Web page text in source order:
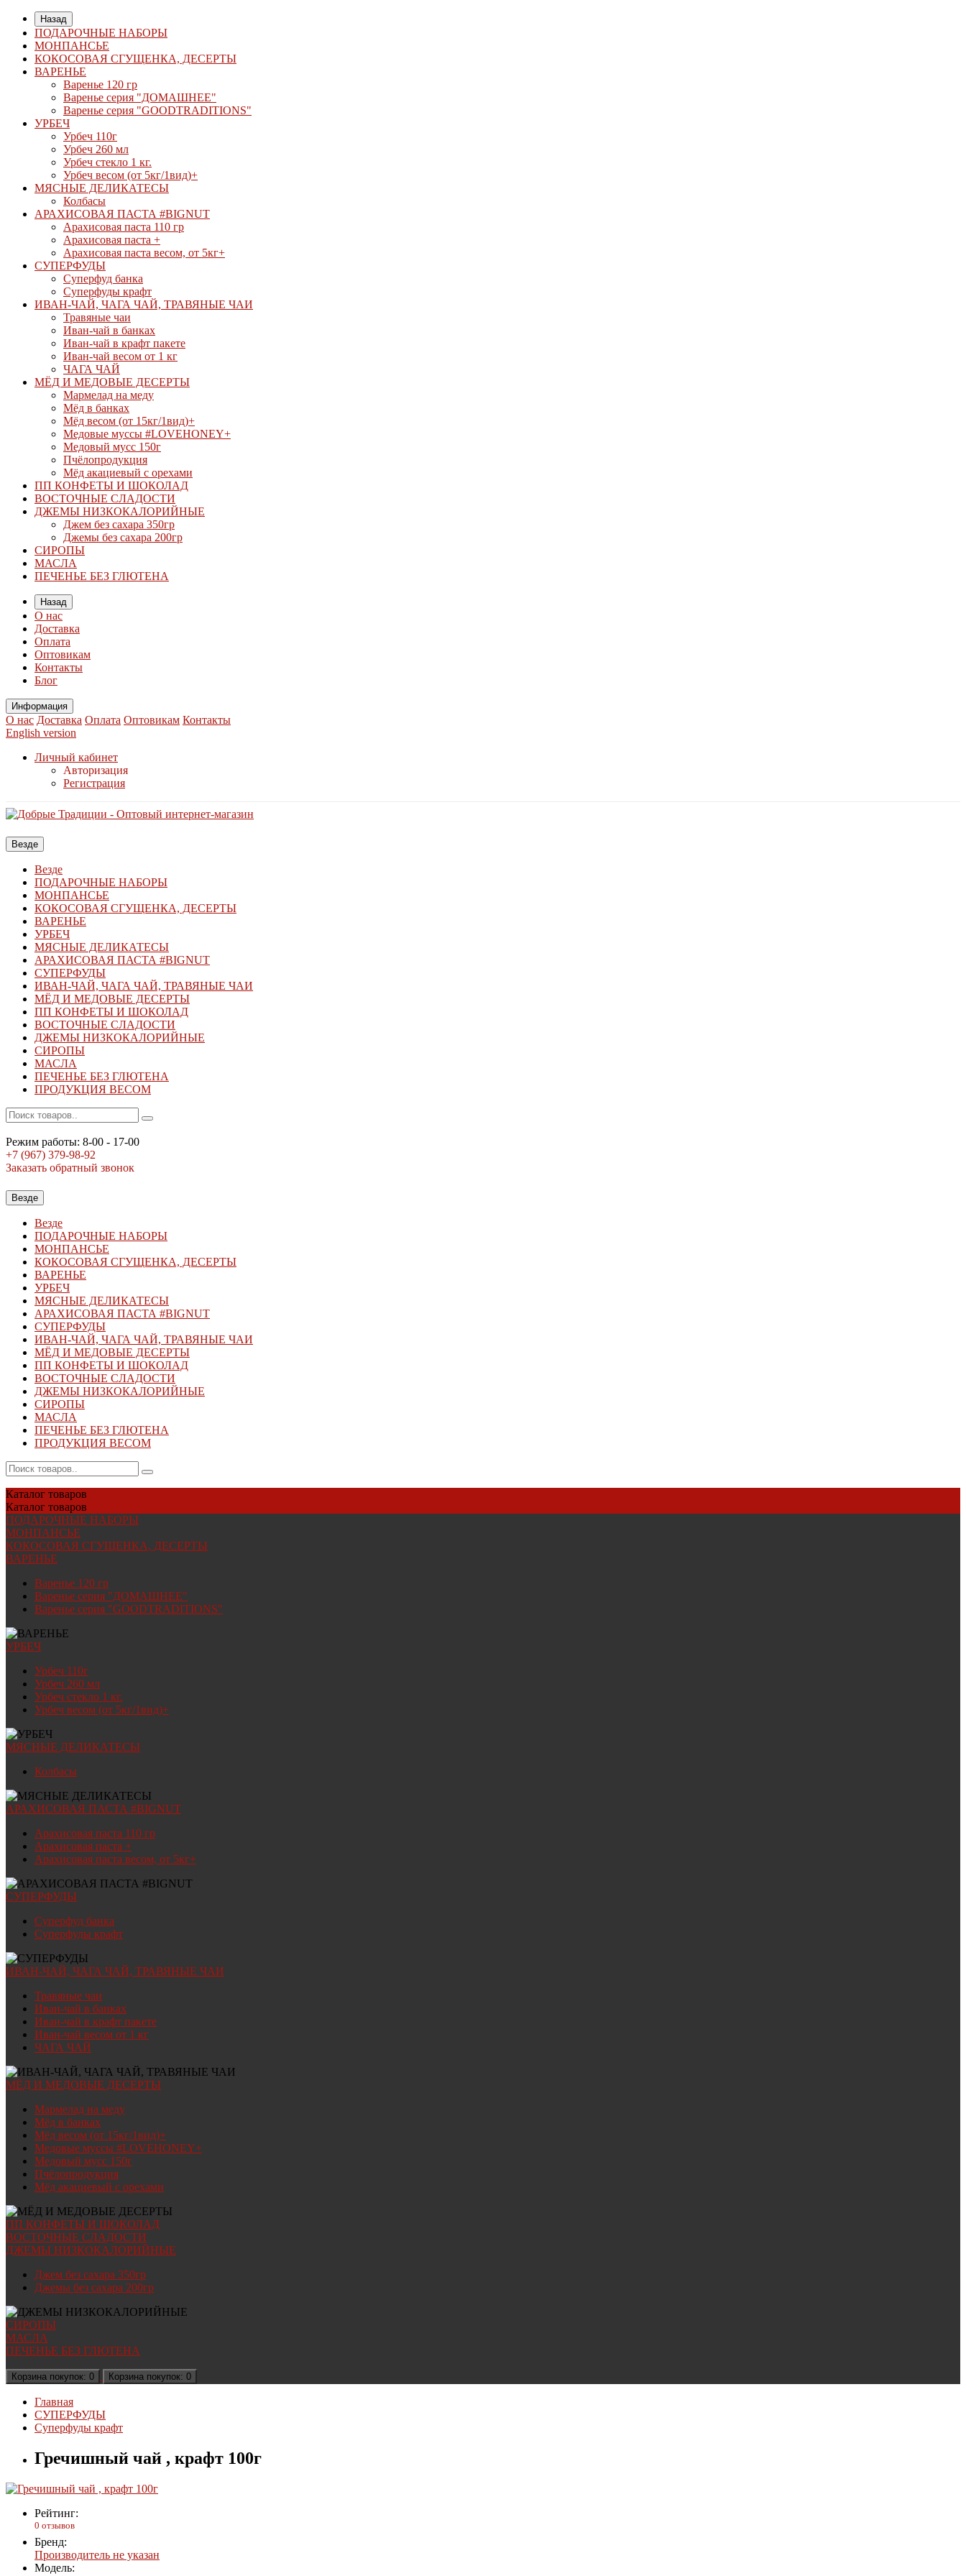
Назад
ПОДАРОЧНЫЕ НАБОРЫ
МОНПАНСЬЕ
КОКОСОВАЯ СГУЩЕНКА, ДЕСЕРТЫ
ВАРЕНЬЕ
Варенье 120 гр
Варенье серия "ДОМАШНЕЕ"
Варенье серия "GOODTRADITIONS"
УРБЕЧ
Урбеч 110г
Урбеч 260 мл
Урбеч стекло 1 кг.
Урбеч весом (от 5кг/1вид)+
МЯСНЫЕ ДЕЛИКАТЕСЫ
Колбасы
АРАХИСОВАЯ ПАСТА #BIGNUT
Арахисовая паста 110 гр
Арахисовая паста +
Арахисовая паста весом, от 5кг+
СУПЕРФУДЫ
Суперфуд банка
Суперфуды крафт
ИВАН-ЧАЙ, ЧАГА ЧАЙ, ТРАВЯНЫЕ ЧАИ
Травяные чаи
Иван-чай в банках
Иван-чай в крафт пакете
Иван-чай весом от 1 кг
ЧАГА ЧАЙ
МЁД И МЕДОВЫЕ ДЕСЕРТЫ
Мармелад на меду
Мёд в банках
Мёд весом (от 15кг/1вид)+
Медовые муссы #LOVEHONEY+
Медовый мусс 150г
Пчёлопродукция
Мёд акациевый с орехами
ПП КОНФЕТЫ И ШОКОЛАД
ВОСТОЧНЫЕ СЛАДОСТИ
ДЖЕМЫ НИЗКОКАЛОРИЙНЫЕ
Джем без сахара 350гр
Джемы без сахара 200гр
СИРОПЫ
МАСЛА
ПЕЧЕНЬЕ БЕЗ ГЛЮТЕНА
Назад
О нас
Доставка
Оплата
Оптовикам
Контакты
Блог
Информация
О нас Доставка Оплата Оптовикам Контакты
English version
Личный кабинет
Авторизация
Регистрация
Везде
Везде
ПОДАРОЧНЫЕ НАБОРЫ
МОНПАНСЬЕ
КОКОСОВАЯ СГУЩЕНКА, ДЕСЕРТЫ
ВАРЕНЬЕ
УРБЕЧ
МЯСНЫЕ ДЕЛИКАТЕСЫ
АРАХИСОВАЯ ПАСТА #BIGNUT
СУПЕРФУДЫ
ИВАН-ЧАЙ, ЧАГА ЧАЙ, ТРАВЯНЫЕ ЧАИ
МЁД И МЕДОВЫЕ ДЕСЕРТЫ
ПП КОНФЕТЫ И ШОКОЛАД
ВОСТОЧНЫЕ СЛАДОСТИ
ДЖЕМЫ НИЗКОКАЛОРИЙНЫЕ
СИРОПЫ
МАСЛА
ПЕЧЕНЬЕ БЕЗ ГЛЮТЕНА
ПРОДУКЦИЯ ВЕСОМ
Режим работы: 8-00 - 17-00
+7 (967) 379-98-92
Заказать обратный звонок
Везде
Везде
ПОДАРОЧНЫЕ НАБОРЫ
МОНПАНСЬЕ
КОКОСОВАЯ СГУЩЕНКА, ДЕСЕРТЫ
ВАРЕНЬЕ
УРБЕЧ
МЯСНЫЕ ДЕЛИКАТЕСЫ
АРАХИСОВАЯ ПАСТА #BIGNUT
СУПЕРФУДЫ
ИВАН-ЧАЙ, ЧАГА ЧАЙ, ТРАВЯНЫЕ ЧАИ
МЁД И МЕДОВЫЕ ДЕСЕРТЫ
ПП КОНФЕТЫ И ШОКОЛАД
ВОСТОЧНЫЕ СЛАДОСТИ
ДЖЕМЫ НИЗКОКАЛОРИЙНЫЕ
СИРОПЫ
МАСЛА
ПЕЧЕНЬЕ БЕЗ ГЛЮТЕНА
ПРОДУКЦИЯ ВЕСОМ
Каталог товаров
Каталог товаров
ПОДАРОЧНЫЕ НАБОРЫ
МОНПАНСЬЕ
КОКОСОВАЯ СГУЩЕНКА, ДЕСЕРТЫ
ВАРЕНЬЕ
Варенье 120 гр
Варенье серия "ДОМАШНЕЕ"
Варенье серия "GOODTRADITIONS"
УРБЕЧ
Урбеч 110г
Урбеч 260 мл
Урбеч стекло 1 кг.
Урбеч весом (от 5кг/1вид)+
МЯСНЫЕ ДЕЛИКАТЕСЫ
Колбасы
АРАХИСОВАЯ ПАСТА #BIGNUT
Арахисовая паста 110 гр
Арахисовая паста +
Арахисовая паста весом, от 5кг+
СУПЕРФУДЫ
Суперфуд банка
Суперфуды крафт
ИВАН-ЧАЙ, ЧАГА ЧАЙ, ТРАВЯНЫЕ ЧАИ
Травяные чаи
Иван-чай в банках
Иван-чай в крафт пакете
Иван-чай весом от 1 кг
ЧАГА ЧАЙ
МЁД И МЕДОВЫЕ ДЕСЕРТЫ
Мармелад на меду
Мёд в банках
Мёд весом (от 15кг/1вид)+
Медовые муссы #LOVEHONEY+
Медовый мусс 150г
Пчёлопродукция
Мёд акациевый с орехами
ПП КОНФЕТЫ И ШОКОЛАД
ВОСТОЧНЫЕ СЛАДОСТИ
ДЖЕМЫ НИЗКОКАЛОРИЙНЫЕ
Джем без сахара 350гр
Джемы без сахара 200гр
СИРОПЫ
МАСЛА
ПЕЧЕНЬЕ БЕЗ ГЛЮТЕНА
Корзина покупок: 0 Корзина покупок: 0
Главная
СУПЕРФУДЫ
Суперфуды крафт
Гречишный чай , крафт 100г
Рейтинг:
0 отзывов
Бренд:
Производитель не указан
Модель: